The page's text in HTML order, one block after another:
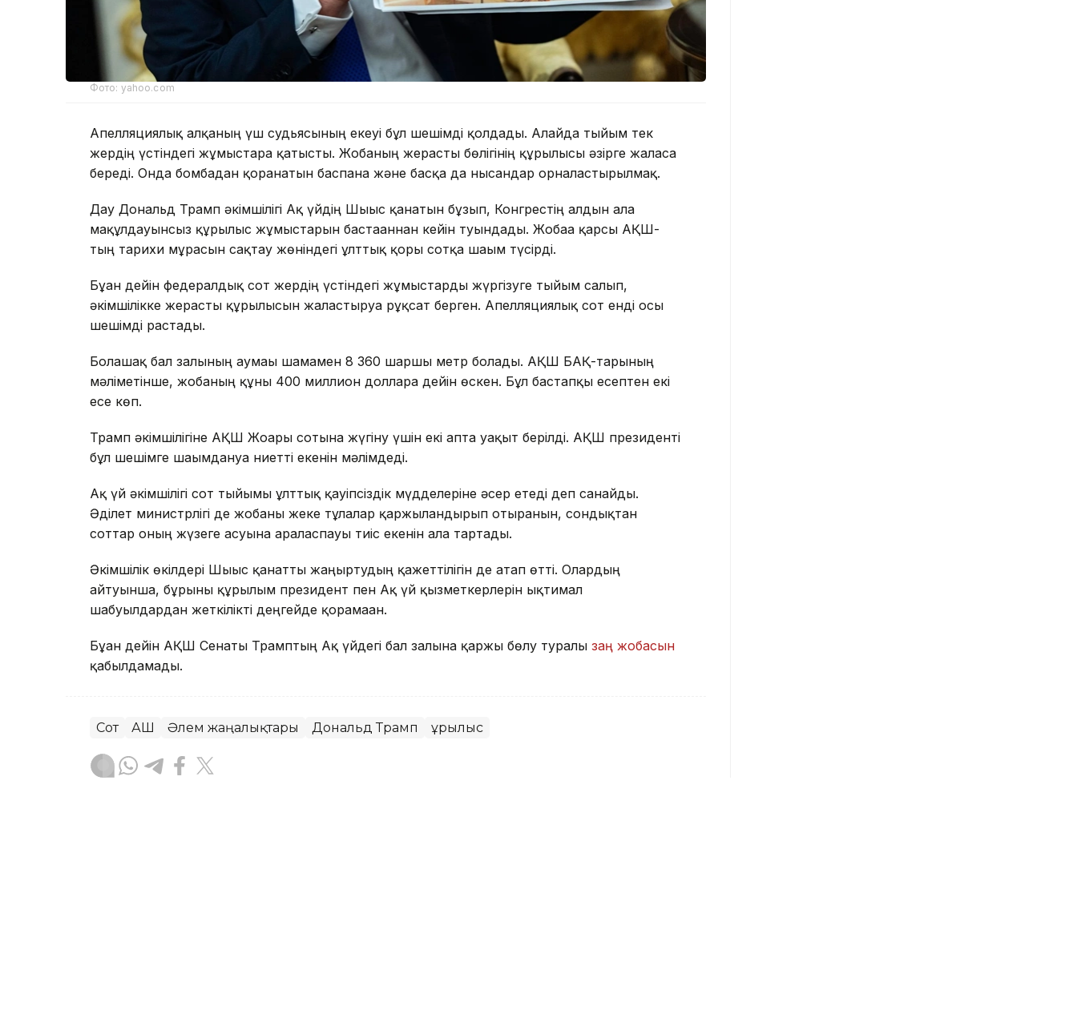
Фото: yahoo.com
Апелляциялық алқаның үш судьясының екеуі бұл шешімді қолдады. Алайда тыйым тек
жердің үстіндегі жұмыстарға қатысты. Жобаның жерасты бөлігінің құрылысы әзірге жалғаса
береді. Онда бомбадан қорғанатын баспана және басқа да нысандар орналастырылмақ.
Дау Дональд Трамп әкімшілігі Ақ үйдің Шығыс қанатын бұзып, Конгрестің алдын ала
мақұлдауынсыз құрылыс жұмыстарын бастағаннан кейін туындады. Жобаға қарсы АҚШ-
тың тарихи мұрасын сақтау жөніндегі ұлттық қоры сотқа шағым түсірді.
Бұған дейін федералдық сот жердің үстіндегі жұмыстарды жүргізуге тыйым салып,
әкімшілікке жерасты құрылысын жалғастыруға рұқсат берген. Апелляциялық сот енді осы
шешімді растады.
Болашақ бал залының аумағы шамамен 8 360 шаршы метр болады. АҚШ БАҚ-тарының
мәліметінше, жобаның құны 400 миллион долларға дейін өскен. Бұл бастапқы есептен екі
есе көп.
Трамп әкімшілігіне АҚШ Жоғарғы сотына жүгіну үшін екі апта уақыт берілді. АҚШ президенті
бұл шешімге шағымдануға ниетті екенін мәлімдеді.
Ақ үй әкімшілігі сот тыйымы ұлттық қауіпсіздік мүдделеріне әсер етеді деп санайды.
Әділет министрлігі де жобаны жеке тұлғалар қаржыландырып отырғанын, сондықтан
соттар оның жүзеге асуына араласпауы тиіс екенін алға тартады.
Әкімшілік өкілдері Шығыс қанатты жаңғыртудың қажеттілігін де атап өтті. Олардың
айтуынша, бұрынғы құрылым президент пен Ақ үй қызметкерлерін ықтимал
шабуылдардан жеткілікті деңгейде қорғамаған.
Бұған дейін АҚШ Сенаты Трамптың Ақ үйдегі бал залына қаржы бөлу туралы заң жобасын
қабылдамады.
Сот АҚШ Әлем жаңалықтары Дональд Трамп Құрылыс